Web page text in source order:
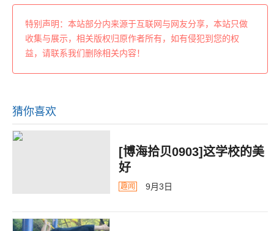
特别声明：本站部分内来源于互联网与网友分享，本站只做
收集与展示，相关版权归原作者所有，如有侵犯到您的权
益，请联系我们删除相关内容！
猜你喜欢
[博海拾贝0903]这学校的美
好
趣闻 9月3日